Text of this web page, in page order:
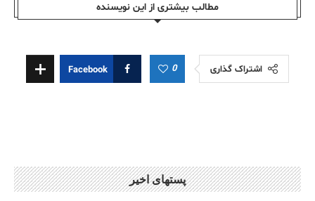
مطالب بیشتری از این نویسندە
اشتراک گذاری 0
Facebook
پستهای اخیر